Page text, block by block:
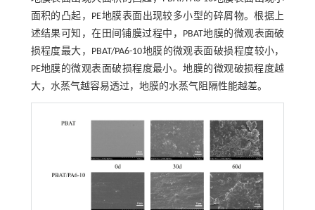
面积的凸起，PE地膜表面出现较多小型的碎屑物。根据上
述结果可知，在田间铺膜过程中，PBAT地膜的微观表面破
损程度最大，PBAT/PA6-10地膜的微观表面破损程度较小，
PE地膜的微观表面破损程度最小。地膜的微观破损程度越
大，水蒸气越容易透过，地膜的水蒸气阻隔性能越差。